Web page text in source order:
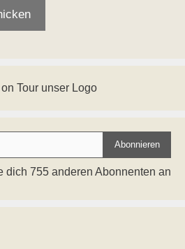
Abonnieren
dich 755 anderen Abonnenten an